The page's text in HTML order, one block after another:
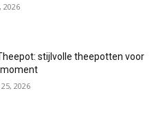
2026
stijlvolle theepotten voor
2026